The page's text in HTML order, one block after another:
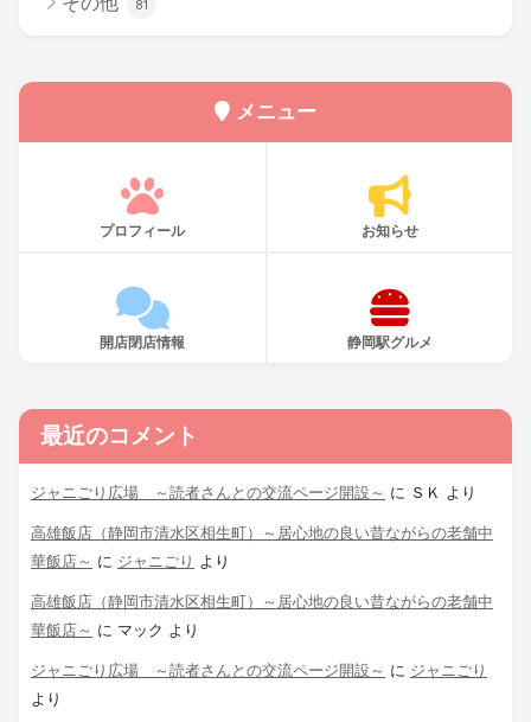
81
メニュー
プロフィール お知らせ
開店閉店情報 静岡駅グルメ
最近のコメント
ジャニごり広場 ～読者さんとの交流ページ開設～ に ＳＫ より
高雄飯店（静岡市清水区相生町）～居心地の良い昔ながらの老舗中
華飯店～ に ジャニごり より
高雄飯店（静岡市清水区相生町）～居心地の良い昔ながらの老舗中
華飯店～ に マック より
ジャニごり広場 ～読者さんとの交流ページ開設～ に ジャニごり
より